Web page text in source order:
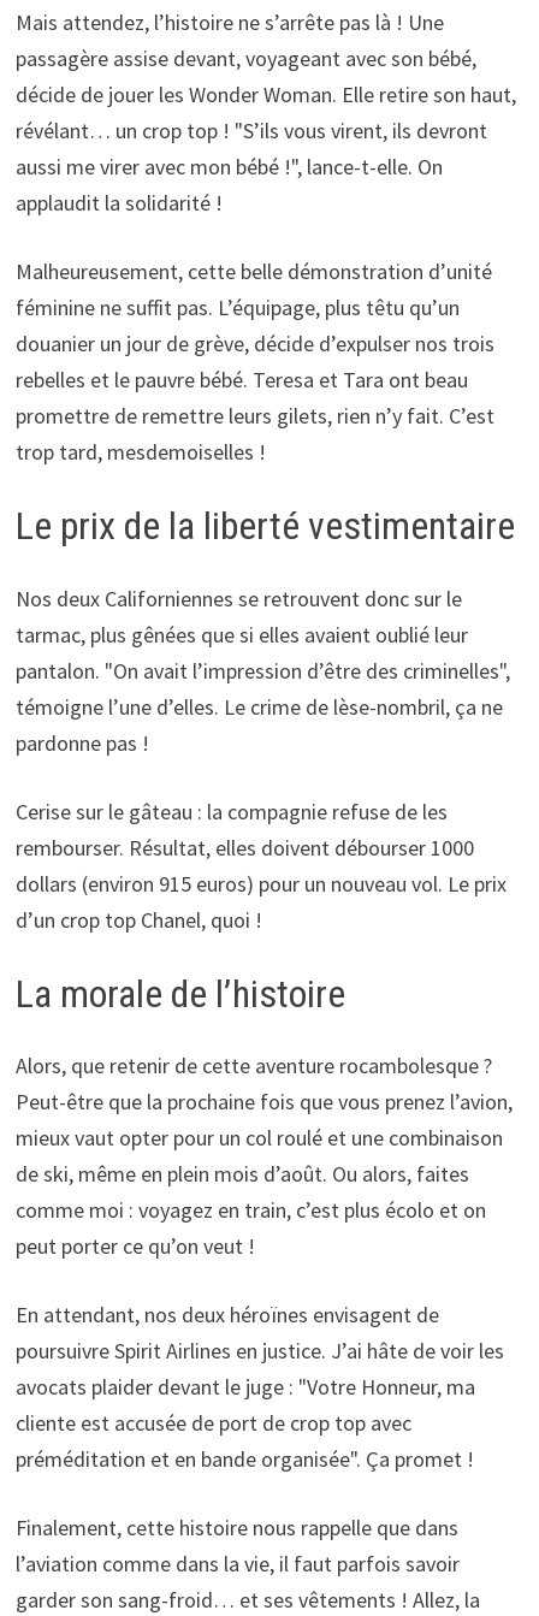
Mais attendez, l’histoire ne s’arrête pas là ! Une
passagère assise devant, voyageant avec son bébé,
décide de jouer les Wonder Woman. Elle retire son haut,
révélant… un crop top ! "S’ils vous virent, ils devront
aussi me virer avec mon bébé !", lance-t-elle. On
applaudit la solidarité !
Malheureusement, cette belle démonstration d’unité
féminine ne suffit pas. L’équipage, plus têtu qu’un
douanier un jour de grève, décide d’expulser nos trois
rebelles et le pauvre bébé. Teresa et Tara ont beau
promettre de remettre leurs gilets, rien n’y fait. C’est
trop tard, mesdemoiselles !
Le prix de la liberté vestimentaire
Nos deux Californiennes se retrouvent donc sur le
tarmac, plus gênées que si elles avaient oublié leur
pantalon. "On avait l’impression d’être des criminelles",
témoigne l’une d’elles. Le crime de lèse-nombril, ça ne
pardonne pas !
Cerise sur le gâteau : la compagnie refuse de les
rembourser. Résultat, elles doivent débourser 1000
dollars (environ 915 euros) pour un nouveau vol. Le prix
d’un crop top Chanel, quoi !
La morale de l’histoire
Alors, que retenir de cette aventure rocambolesque ?
Peut-être que la prochaine fois que vous prenez l’avion,
mieux vaut opter pour un col roulé et une combinaison
de ski, même en plein mois d’août. Ou alors, faites
comme moi : voyagez en train, c’est plus écolo et on
peut porter ce qu’on veut !
En attendant, nos deux héroïnes envisagent de
poursuivre Spirit Airlines en justice. J’ai hâte de voir les
avocats plaider devant le juge : "Votre Honneur, ma
cliente est accusée de port de crop top avec
préméditation et en bande organisée". Ça promet !
Finalement, cette histoire nous rappelle que dans
l’aviation comme dans la vie, il faut parfois savoir
garder son sang-froid… et ses vêtements ! Allez, la